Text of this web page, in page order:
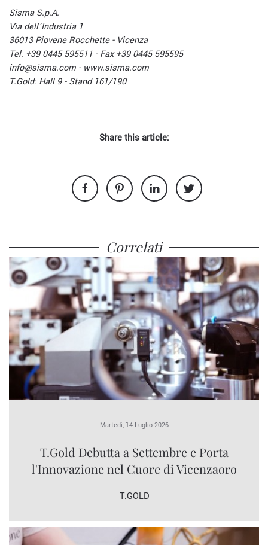
Sisma S.p.A.
Via dell’Industria 1
36013 Piovene Rocchette - Vicenza
Tel. +39 0445 595511 - Fax +39 0445 595595
info@sisma.com - www.sisma.com
T.Gold: Hall 9 - Stand 161/190
Share this article:
Correlati
Martedì, 14 Luglio 2026
T.Gold Debutta a Settembre e Porta
l'Innovazione nel Cuore di Vicenzaoro
T.GOLD